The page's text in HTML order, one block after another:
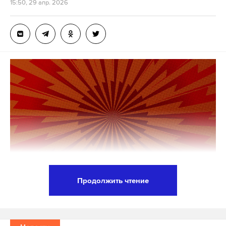
масштабного пожара, начавшегося ночью 20
апреля из-за атаки украинских беспилотников.
Жителям близлежащих микрорайонов Грознефть,
Сортировка и Звездный рекомендовано
ограничить пребывание на улице, не открывать
окна, использовать маски и респираторы, а также
чаще проводить влажную уборку.
Специалисты советуют заменить контактные
горло, а также отказаться от курения.
15:50, 29 апр. 2026
Продолжить чтение